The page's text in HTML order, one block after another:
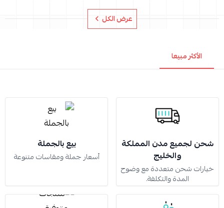
عرض الكل
الأكثر مبيعا
شحن لجميع مدن المملكة
والخليج
خيارات شحن متعددة مع وضوح
المدة والتكلفة.
بيع بالجملة
أسعار جملة ومقاسات متنوعة